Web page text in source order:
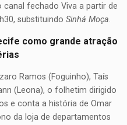
canal fechado Viva a partir de
substituindo Sinhá Moça.
como grande atração
Ramos (Foguinho), Taís
(Leona), o folhetim dirigido
e conta a história de Omar
da loja de departamentos